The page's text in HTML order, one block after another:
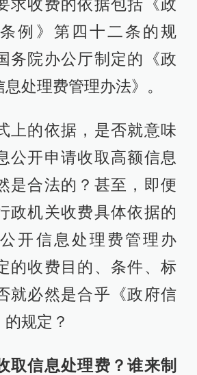
求收费的依据包括《政
例》第四十二条的规
务院办公厅制定的《政
处理费管理办法》。
上的依据，是否就意味
公开申请收取高额信息
是合法的？甚至，即便
政机关收费具体依据的
公开信息处理费管理办
的收费目的、条件、标
就必然是合乎《政府信
规定？
取信息处理费？谁来制